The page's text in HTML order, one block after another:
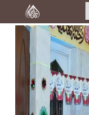
Home
Al-Quran
Books
Madani Channel